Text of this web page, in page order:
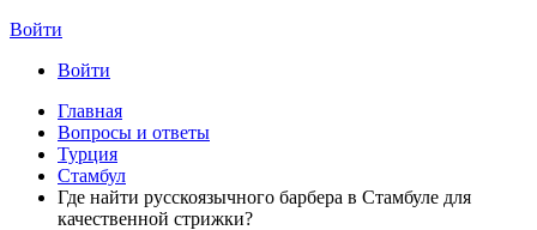
Войти
Войти
Главная
Вопросы и ответы
Турция
Стамбул
Где найти русскоязычного барбера в Стамбуле для
качественной стрижки?